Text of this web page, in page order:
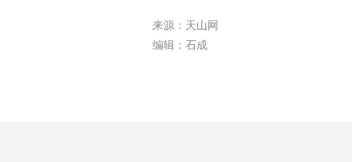
来源：天山网
编辑：石成